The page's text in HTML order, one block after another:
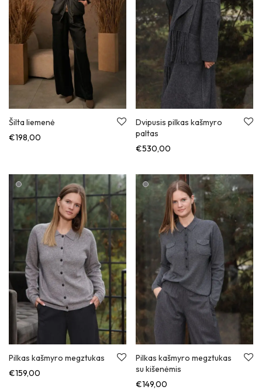
Šilta liemenė
€198,00
Dvipusis pilkas kašmyro
paltas
€530,00
Pilkas kašmyro megztukas
€159,00
Pilkas kašmyro megztukas
su kišenėmis
€149,00